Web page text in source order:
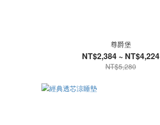
尊爵堡
NT$2,384 ~ NT$4,224
NT$5,280